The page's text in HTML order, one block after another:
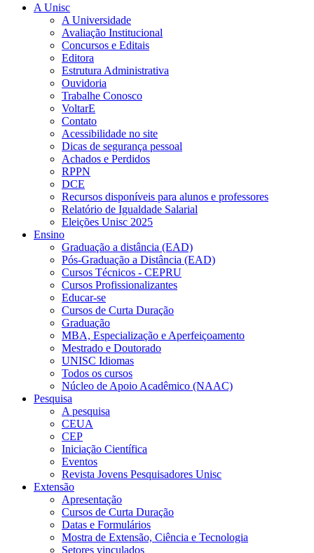
A Unisc
A Universidade
Avaliação Institucional
Concursos e Editais
Editora
Estrutura Administrativa
Ouvidoria
Trabalhe Conosco
VoltarE
Contato
Acessibilidade no site
Dicas de segurança pessoal
Achados e Perdidos
RPPN
DCE
Recursos disponíveis para alunos e professores
Relatório de Igualdade Salarial
Eleições Unisc 2025
Ensino
Graduação a distância (EAD)
Pós-Graduação a Distância (EAD)
Cursos Técnicos - CEPRU
Cursos Profissionalizantes
Educar-se
Cursos de Curta Duração
Graduação
MBA, Especialização e Aperfeiçoamento
Mestrado e Doutorado
UNISC Idiomas
Todos os cursos
Núcleo de Apoio Acadêmico (NAAC)
Pesquisa
A pesquisa
CEUA
CEP
Iniciação Científica
Eventos
Revista Jovens Pesquisadores Unisc
Extensão
Apresentação
Cursos de Curta Duração
Datas e Formulários
Mostra de Extensão, Ciência e Tecnologia
Setores vinculados